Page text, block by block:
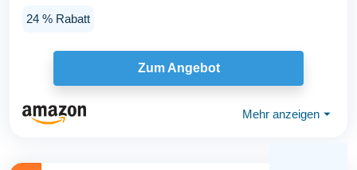
24 % Rabatt
Zum Angebot
Mehr anzeigen ⏷